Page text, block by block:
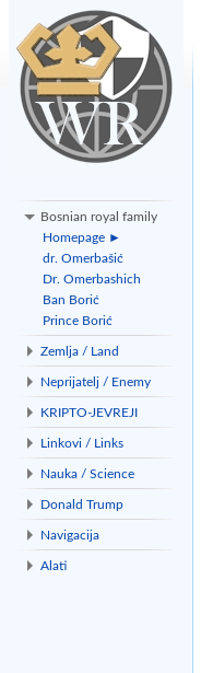
Bosnian royal family
Homepage ►
dr. Omerbašić
Dr. Omerbashich
Ban Borić
Prince Borić
Zemlja / Land
Neprijatelj / Enemy
KRIPTO-JEVREJI
Linkovi / Links
Nauka / Science
Donald Trump
Navigacija
Alati